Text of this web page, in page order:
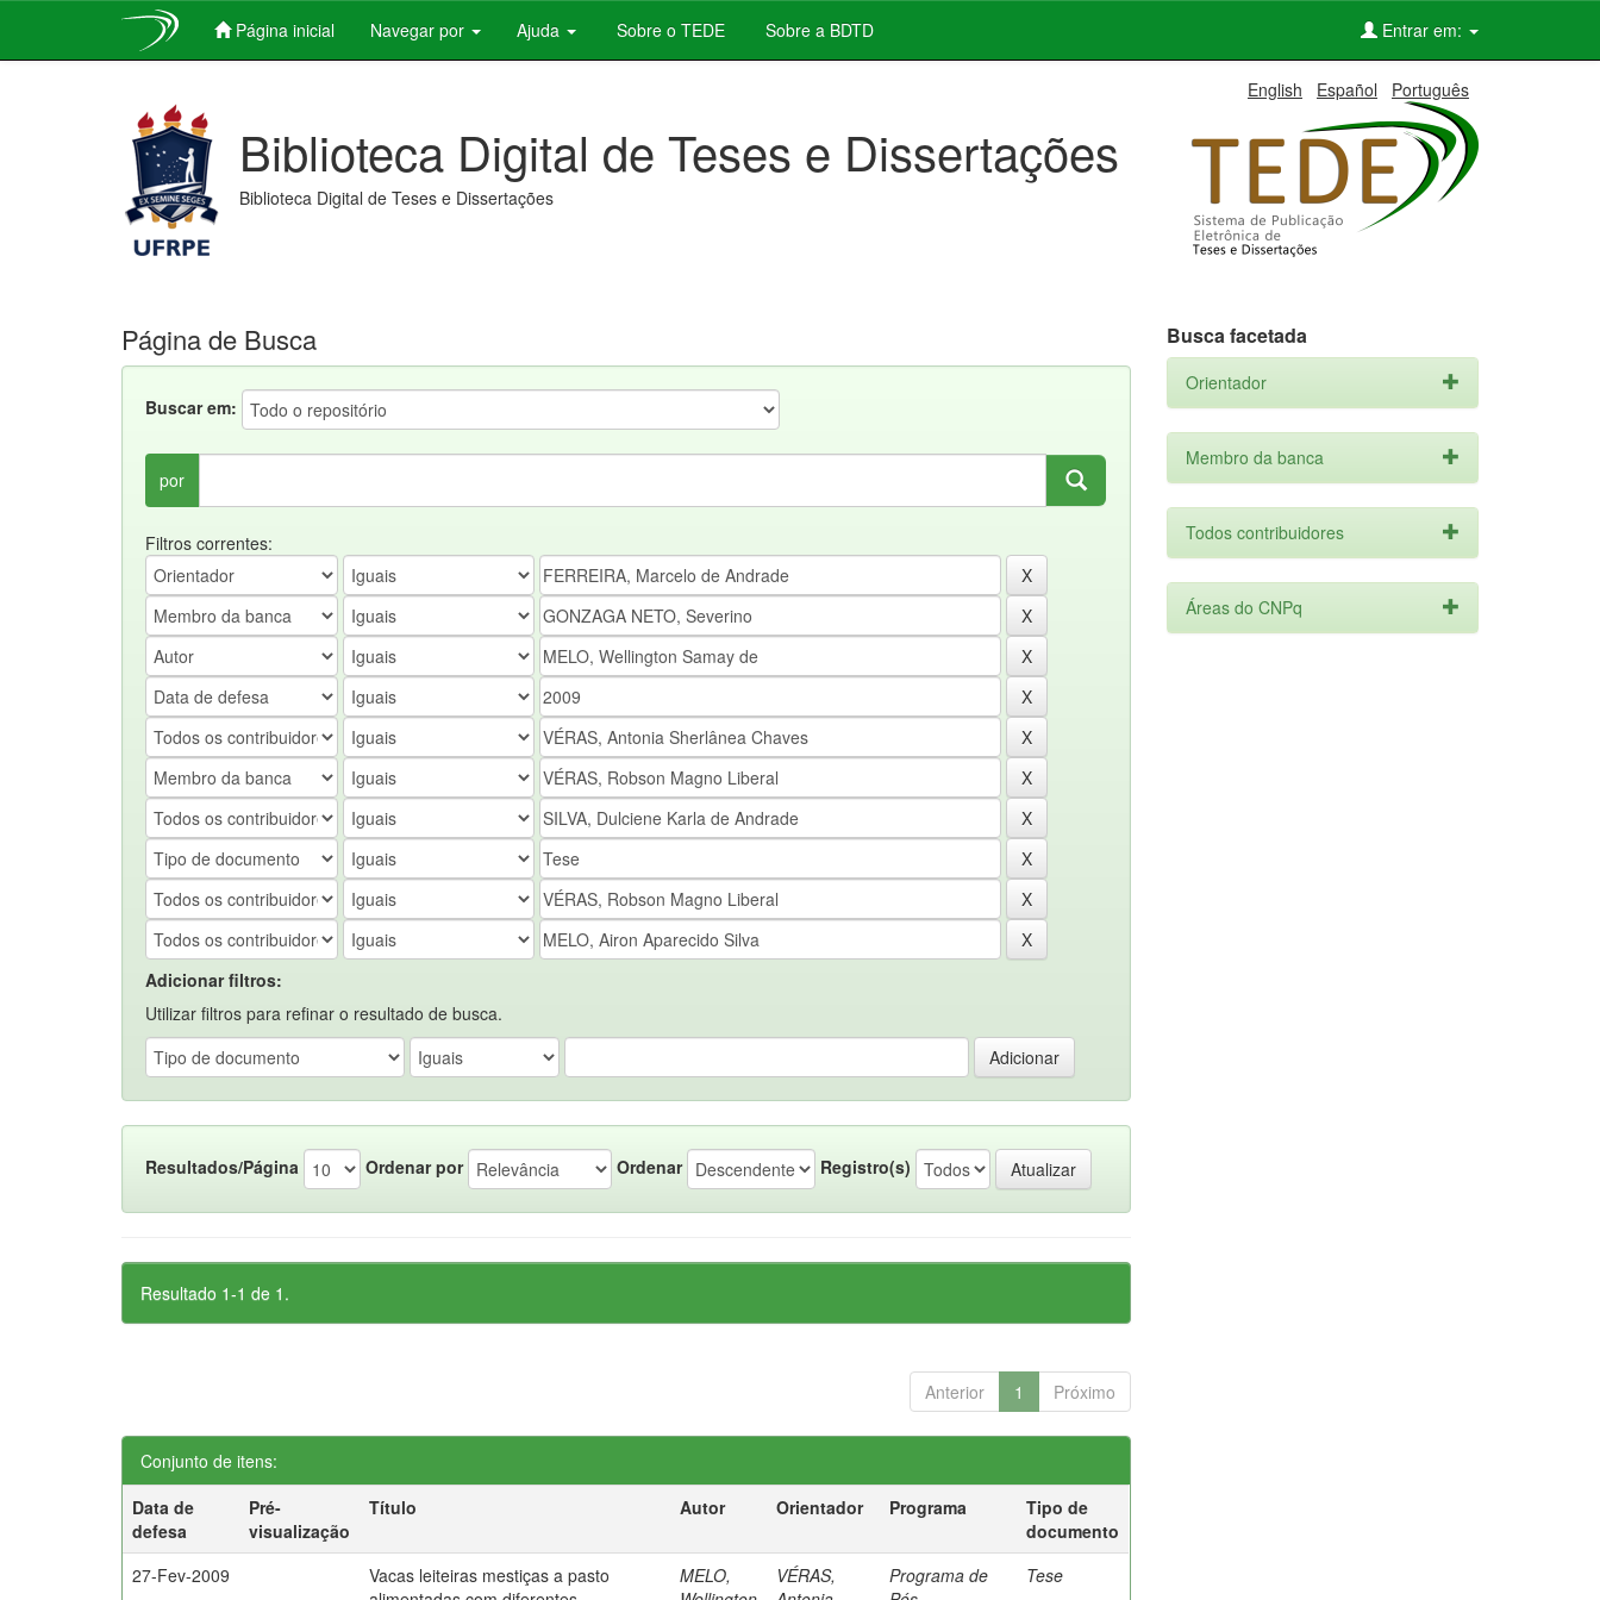
Página inicial Navegar por Ajuda Sobre o TEDE Sobre a BDTD Entrar em:
English Español Português
Biblioteca Digital de Teses e Dissertações
Biblioteca Digital de Teses e Dissertações
Página de Busca
Buscar em:
por
Filtros correntes:
Adicionar filtros:
Utilizar filtros para refinar o resultado de busca.
Resultados/Página Ordenar por Ordenar Registro(s)
Resultado 1-1 de 1.
Anterior 1 Próximo
Conjunto de itens:
Data de
defesa
Pré-
visualização
Título Autor Orientador Programa
Tipo de
documento
27-Fev-2009
Vacas leiteiras mestiças a pasto
MELO,
VÉRAS,
Programa de
Tese
Busca facetada
Orientador
Membro da banca
Todos contribuidores
Áreas do CNPq